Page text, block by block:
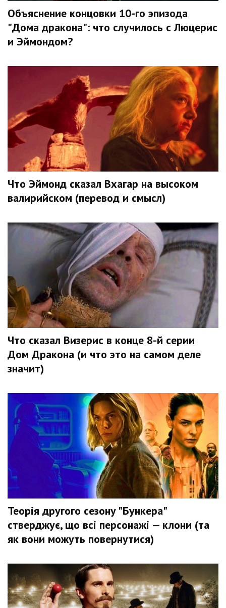
Объяснение концовки 10-го эпизода
"Дома дракона": что случилось с Люцерис
и Эймондом?
Что Эймонд сказал Вхагар на высоком
валирийском (перевод и смысл)
Что сказал Визерис в конце 8-й серии
Дом Дракона (и что это на самом деле
значит)
Теорія другого сезону "Бункера"
стверджує, що всі персонажі — клони (та
як вони можуть повернутися)